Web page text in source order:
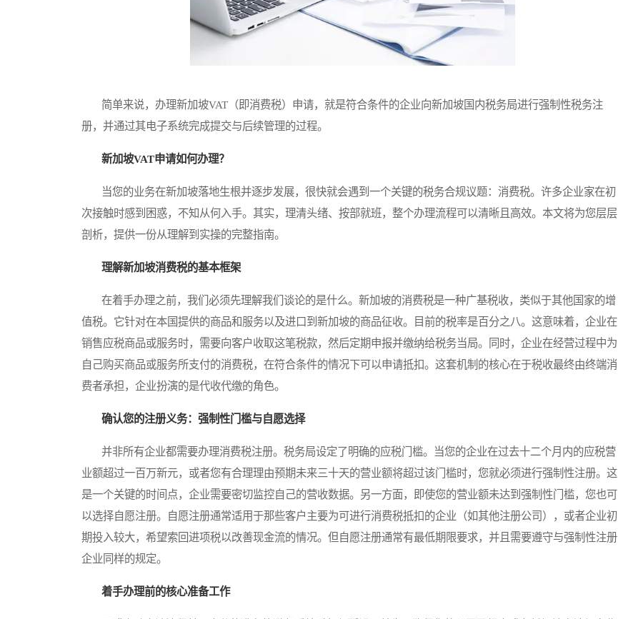
简单来说，办理新加坡VAT（即消费税）申请，就是符合条件的企业向新加坡国内税务局进行强制性税务注
册，并通过其电子系统完成提交与后续管理的过程。
新加坡VAT申请如何办理？
当您的业务在新加坡落地生根并逐步发展，很快就会遇到一个关键的税务合规议题：消费税。许多企业家在初
次接触时感到困惑，不知从何入手。其实，理清头绪、按部就班，整个办理流程可以清晰且高效。本文将为您层层
剖析，提供一份从理解到实操的完整指南。
理解新加坡消费税的基本框架
在着手办理之前，我们必须先理解我们谈论的是什么。新加坡的消费税是一种广基税收，类似于其他国家的增
值税。它针对在本国提供的商品和服务以及进口到新加坡的商品征收。目前的税率是百分之八。这意味着，企业在
销售应税商品或服务时，需要向客户收取这笔税款，然后定期申报并缴纳给税务当局。同时，企业在经营过程中为
自己购买商品或服务所支付的消费税，在符合条件的情况下可以申请抵扣。这套机制的核心在于税收最终由终端消
费者承担，企业扮演的是代收代缴的角色。
确认您的注册义务：强制性门槛与自愿选择
并非所有企业都需要办理消费税注册。税务局设定了明确的应税门槛。当您的企业在过去十二个月内的应税营
业额超过一百万新元，或者您有合理理由预期未来三十天的营业额将超过该门槛时，您就必须进行强制性注册。这
是一个关键的时间点，企业需要密切监控自己的营收数据。另一方面，即使您的营业额未达到强制性门槛，您也可
以选择自愿注册。自愿注册通常适用于那些客户主要为可进行消费税抵扣的企业（如其他注册公司），或者企业初
期投入较大，希望索回进项税以改善现金流的情况。但自愿注册通常有最低期限要求，并且需要遵守与强制性注册
企业同样的规定。
着手办理前的核心准备工作